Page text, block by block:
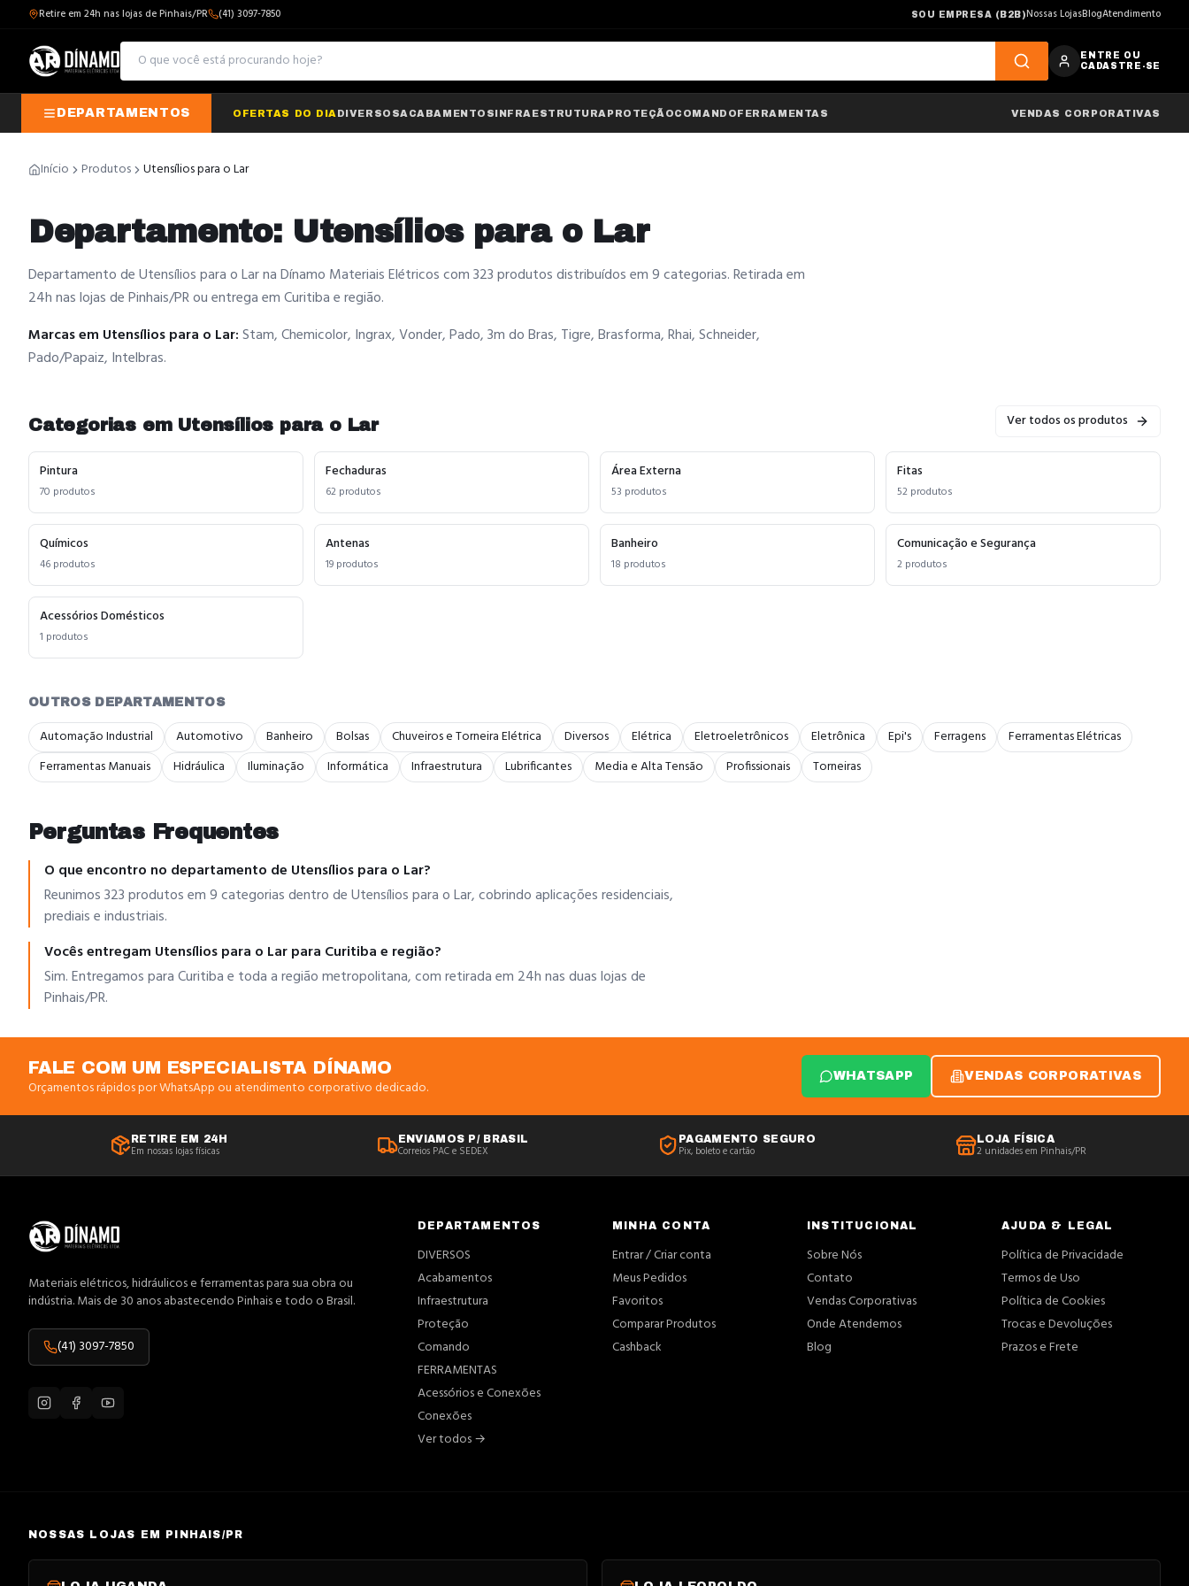
Retire em 24h nas lojas de Pinhais/PR (41) 3097-7850 SOU EMPRESA (B2B)Nossas LojasBlogAtendimento
ENTRE OU
CADASTRE-SE
DEPARTAMENTOS OFERTAS DO DIA DIVERSOSACABAMENTOSINFRAESTRUTURA PROTEÇÃOCOMANDOFERRAMENTAS VENDAS CORPORATIVAS
Início Produtos Utensílios para o Lar
Departamento: Utensílios para o Lar
Departamento de Utensílios para o Lar na Dínamo Materiais Elétricos com 323 produtos distribuídos em 9 categorias. Retirada em
24h nas lojas de Pinhais/PR ou entrega em Curitiba e região.
Marcas em Utensílios para o Lar:Stam, Chemicolor, Ingrax, Vonder, Pado, 3m do Bras, Tigre, Brasforma, Rhai, Schneider,
Pado/Papaiz, Intelbras.
Categorias em Utensílios para o Lar Ver todos os produtos
Pintura
70 produtos
Fechaduras
62 produtos
Área Externa
53 produtos
Fitas
52 produtos
Químicos
46 produtos
Antenas
19 produtos
Banheiro
18 produtos
Comunicação e Segurança
2 produtos
Acessórios Domésticos
1 produtos
OUTROS DEPARTAMENTOS
Automação Industrial Automotivo Banheiro Bolsas Chuveiros e Torneira Elétrica Diversos Elétrica Eletroeletrônicos Eletrônica Epi's Ferragens
Ferramentas Elétricas
Ferramentas Manuais
Hidráulica Iluminação Informática Infraestrutura Lubrificantes Media e Alta Tensão Profissionais Torneiras
Perguntas Frequentes
O que encontro no departamento de Utensílios para o Lar?
Reunimos 323 produtos em 9 categorias dentro de Utensílios para o Lar, cobrindo aplicações residenciais,
prediais e industriais.
Vocês entregam Utensílios para o Lar para Curitiba e região?
Sim. Entregamos para Curitiba e toda a região metropolitana, com retirada em 24h nas duas lojas de
Pinhais/PR.
FALE COM UM ESPECIALISTA DÍNAMO
Orçamentos rápidos por WhatsApp ou atendimento corporativo dedicado.
WHATSAPP VENDAS CORPORATIVAS
RETIRE EM 24H
Em nossas lojas físicas
ENVIAMOS P/ BRASIL
Correios PAC e SEDEX
PAGAMENTO SEGURO
Pix, boleto e cartão
LOJA FÍSICA
2 unidades em Pinhais/PR
Materiais elétricos, hidráulicos e ferramentas para sua obra ou
indústria. Mais de 30 anos abastecendo Pinhais e todo o Brasil.
(41) 3097-7850
DEPARTAMENTOS
DIVERSOS
Acabamentos
Infraestrutura
Proteção
Comando
FERRAMENTAS
Acessórios e Conexões
Conexões
Ver todos →
MINHA CONTA
Entrar / Criar conta
Meus Pedidos
Favoritos
Comparar Produtos
Cashback
INSTITUCIONAL
Sobre Nós
Contato
Vendas Corporativas
Onde Atendemos
Blog
AJUDA & LEGAL
Política de Privacidade
Termos de Uso
Política de Cookies
Trocas e Devoluções
Prazos e Frete
NOSSAS LOJAS EM PINHAIS/PR